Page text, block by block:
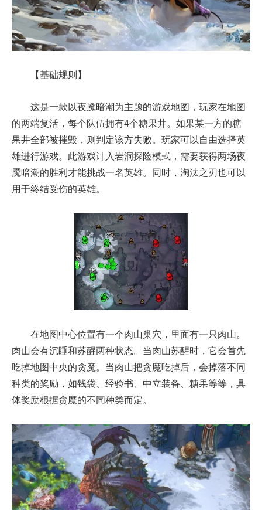
【基础规则】
这是一款以夜魇暗潮为主题的游戏地图，玩家在地图
的两端复活，每个队伍拥有4个糖果井。如果某一方的糖
果井全部被摧毁，则判定该方失败。玩家可以自由选择英
雄进行游戏。此游戏计入岩洞探险模式，需要获得两场夜
魇暗潮的胜利才能挑战一名英雄。同时，淘汰之刃也可以
用于终结受伤的英雄。
在地图中心位置有一个肉山巢穴，里面有一只肉山。
肉山会有沉睡和苏醒两种状态。当肉山苏醒时，它会首先
吃掉地图中央的贪魔。当肉山把贪魔吃掉后，会掉落不同
种类的奖励，如钱袋、经验书、中立装备、糖果等等，具
体奖励根据贪魔的不同种类而定。